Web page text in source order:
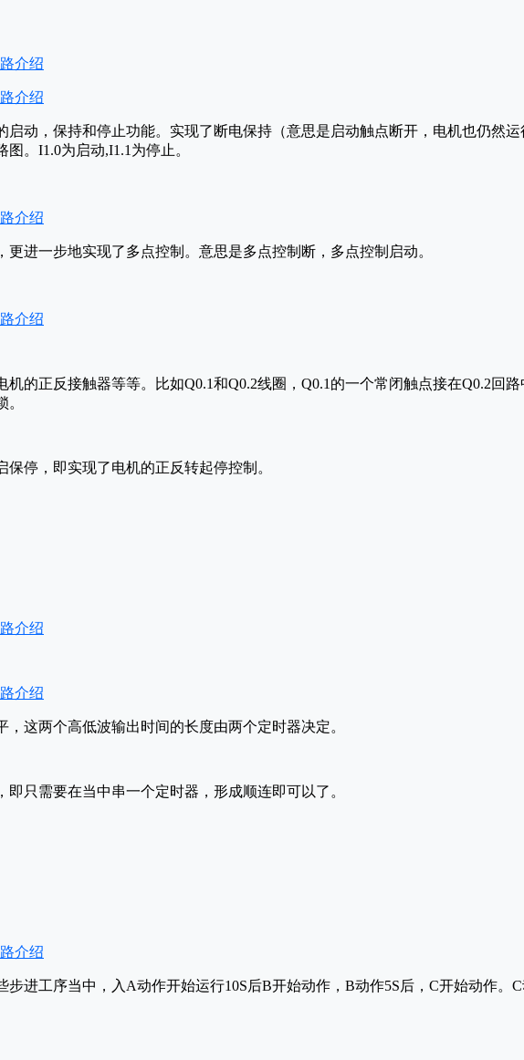
启动，保持和停止功能。实现了断电保持（意思是启动触点断开，电机也仍然运
。I1.0为启动,I1.1为停止。
更进一步地实现了多点控制。意思是多点控制断，多点控制启动。
机的正反接触器等等。比如Q0.1和Q0.2线圈，Q0.1的一个常闭触点接在Q0.2回路
停，即实现了电机的正反转起停控制。
，这两个高低波输出时间的长度由两个定时器决定。
只需要在当中串一个定时器，形成顺连即可以了。
步进工序当中，入A动作开始运行10S后B开始动作，B动作5S后，C开始动作。